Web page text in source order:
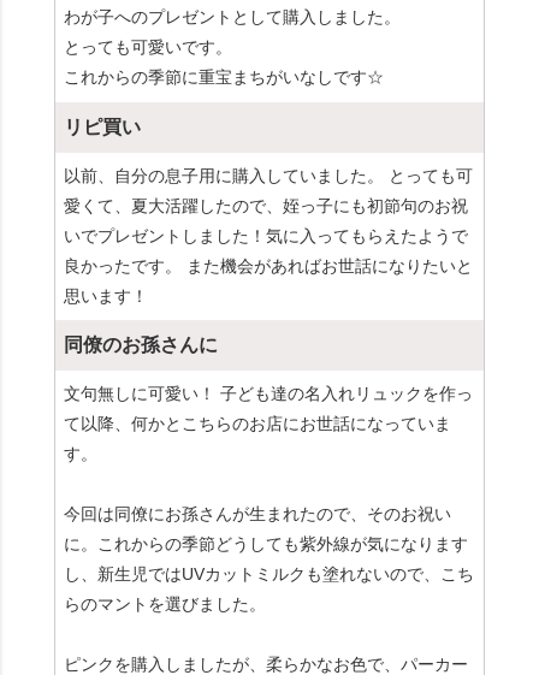
わが子へのプレゼントとして購入しました。
とっても可愛いです。
これからの季節に重宝まちがいなしです☆
リピ買い
以前、自分の息子用に購入していました。 とっても可
愛くて、夏大活躍したので、姪っ子にも初節句のお祝
いでプレゼントしました！気に入ってもらえたようで
良かったです。 また機会があればお世話になりたいと
思います！
同僚のお孫さんに
文句無しに可愛い！ 子ども達の名入れリュックを作っ
て以降、何かとこちらのお店にお世話になっていま
す。
今回は同僚にお孫さんが生まれたので、そのお祝い
に。これからの季節どうしても紫外線が気になります
し、新生児ではUVカットミルクも塗れないので、こち
らのマントを選びました。
ピンクを購入しましたが、柔らかなお色で、パーカー